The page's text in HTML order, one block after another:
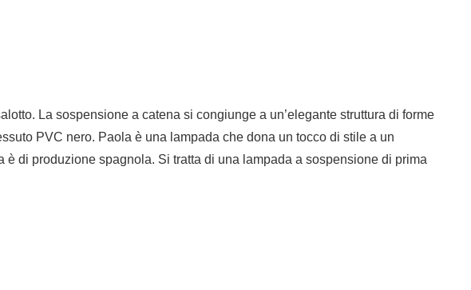
La sospensione a catena si congiunge a un’elegante struttura di forme
PVC nero. Paola è una lampada che dona un tocco di stile a un
di produzione spagnola. Si tratta di una lampada a sospensione di prima